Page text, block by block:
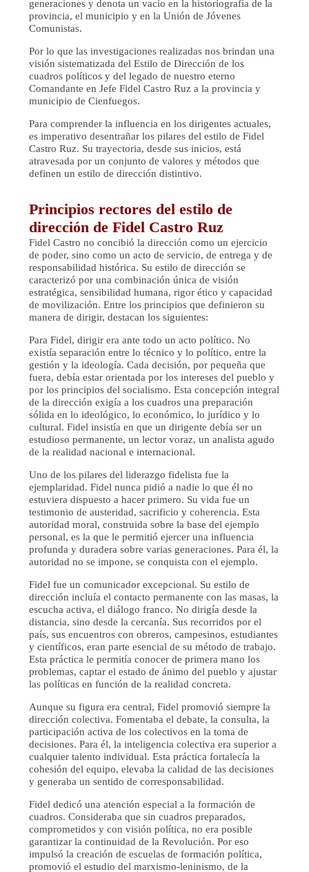
generaciones y denota un vacío en la historiografía de la
provincia, el municipio y en la Unión de Jóvenes
Comunistas.
Por lo que las investigaciones realizadas nos brindan una
visión sistematizada del Estilo de Dirección de los
cuadros políticos y del legado de nuestro eterno
Comandante en Jefe Fidel Castro Ruz a la provincia y
municipio de Cienfuegos.
Para comprender la influencia en los dirigentes actuales,
es imperativo desentrañar los pilares del estilo de Fidel
Castro Ruz. Su trayectoria, desde sus inicios, está
atravesada por un conjunto de valores y métodos que
definen un estilo de dirección distintivo.
Principios rectores del estilo de
dirección de Fidel Castro Ruz
Fidel Castro no concibió la dirección como un ejercicio
de poder, sino como un acto de servicio, de entrega y de
responsabilidad histórica. Su estilo de dirección se
caracterizó por una combinación única de visión
estratégica, sensibilidad humana, rigor ético y capacidad
de movilización. Entre los principios que definieron su
manera de dirigir, destacan los siguientes:
Para Fidel, dirigir era ante todo un acto político. No
existía separación entre lo técnico y lo político, entre la
gestión y la ideología. Cada decisión, por pequeña que
fuera, debía estar orientada por los intereses del pueblo y
por los principios del socialismo. Esta concepción integral
de la dirección exigía a los cuadros una preparación
sólida en lo ideológico, lo económico, lo jurídico y lo
cultural. Fidel insistía en que un dirigente debía ser un
estudioso permanente, un lector voraz, un analista agudo
de la realidad nacional e internacional.
Uno de los pilares del liderazgo fidelista fue la
ejemplaridad. Fidel nunca pidió a nadie lo que él no
estuviera dispuesto a hacer primero. Su vida fue un
testimonio de austeridad, sacrificio y coherencia. Esta
autoridad moral, construida sobre la base del ejemplo
personal, es la que le permitió ejercer una influencia
profunda y duradera sobre varias generaciones. Para él, la
autoridad no se impone, se conquista con el ejemplo.
Fidel fue un comunicador excepcional. Su estilo de
dirección incluía el contacto permanente con las masas, la
escucha activa, el diálogo franco. No dirigía desde la
distancia, sino desde la cercanía. Sus recorridos por el
país, sus encuentros con obreros, campesinos, estudiantes
y científicos, eran parte esencial de su método de trabajo.
Esta práctica le permitía conocer de primera mano los
problemas, captar el estado de ánimo del pueblo y ajustar
las políticas en función de la realidad concreta.
Aunque su figura era central, Fidel promovió siempre la
dirección colectiva. Fomentaba el debate, la consulta, la
participación activa de los colectivos en la toma de
decisiones. Para él, la inteligencia colectiva era superior a
cualquier talento individual. Esta práctica fortalecía la
cohesión del equipo, elevaba la calidad de las decisiones
y generaba un sentido de corresponsabilidad.
Fidel dedicó una atención especial a la formación de
cuadros. Consideraba que sin cuadros preparados,
comprometidos y con visión política, no era posible
garantizar la continuidad de la Revolución. Por eso
impulsó la creación de escuelas de formación política,
promovió el estudio del marxismo-leninismo, de la